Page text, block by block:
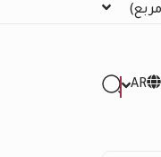
AR